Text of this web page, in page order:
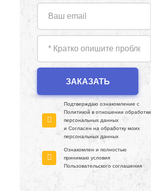
Подтверждаю ознакомление с
Политикой в отношении обработки
персональных данных
и Согласен на обработку моих
персональных данных
Ознакомлен и полностью
принимаю условия
Пользовательского соглашения